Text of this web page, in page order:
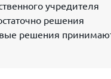
учредителя
решения
решения